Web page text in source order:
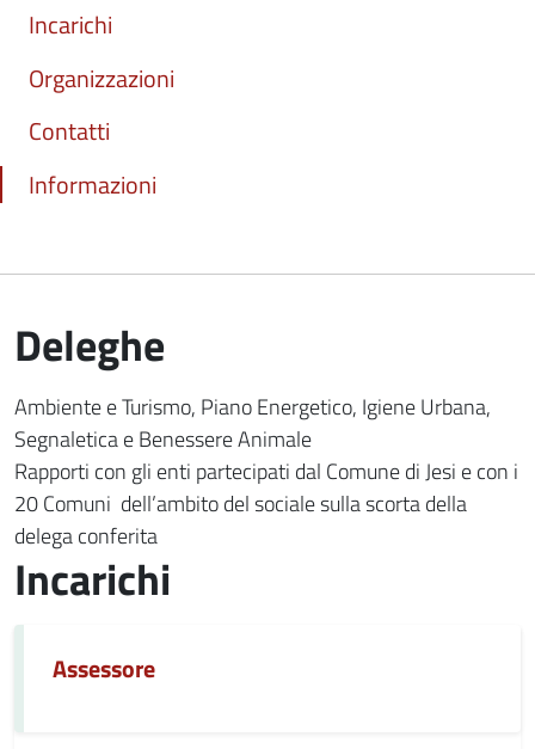
Incarichi
Organizzazioni
Contatti
Informazioni
Deleghe
Ambiente e Turismo, Piano Energetico, Igiene Urbana,
Segnaletica e Benessere Animale
Rapporti con gli enti partecipati dal Comune di Jesi e con i
20 Comuni dell’ambito del sociale sulla scorta della
delega conferita
Incarichi
Assessore